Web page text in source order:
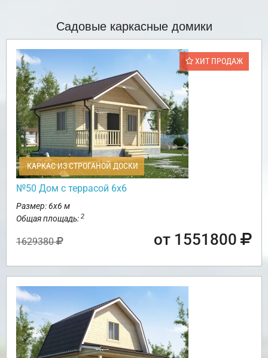
Садовые каркасные домики
ХИТ ПРОДАЖ
КАРКАС ИЗ СТРОГАНОЙ ДОСКИ
№50 Дом с террасой 6х6
Размер: 6х6 м
Общая площадь: 2
1629380 от 1551800